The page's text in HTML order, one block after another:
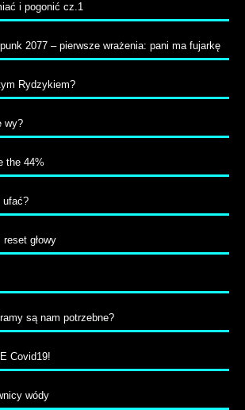
i pogonić cz.1
2077 – pierwsze wrażenia: pani ma fujarkę
Rydzykiem?
wy?
the 44%
ufać?
głowy
są nam potrzebne?
Covid19!
wódy